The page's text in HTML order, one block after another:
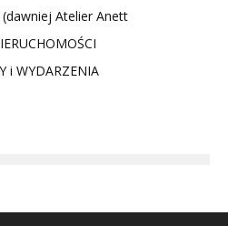
Atelier Anett
i WYDARZENIA